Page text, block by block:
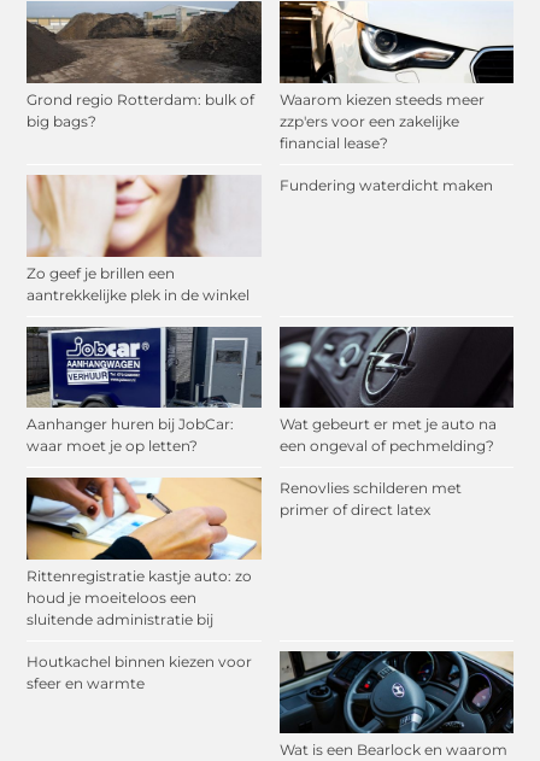
Grond regio Rotterdam: bulk of
big bags?
Waarom kiezen steeds meer
zzp'ers voor een zakelijke
financial lease?
Zo geef je brillen een
aantrekkelijke plek in de winkel
Fundering waterdicht maken
Aanhanger huren bij JobCar:
waar moet je op letten?
Wat gebeurt er met je auto na
een ongeval of pechmelding?
Rittenregistratie kastje auto: zo
houd je moeiteloos een
sluitende administratie bij
Renovlies schilderen met
primer of direct latex
Houtkachel binnen kiezen voor
sfeer en warmte
Wat is een Bearlock en waarom